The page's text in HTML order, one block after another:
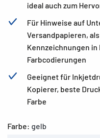
ideal auch zum
Für Hinweise auf
Versandpapieren,
Kennzeichnungen
Farbcodierungen
Geeignet für
Kopierer, beste
Farbe
Farbe: gelb